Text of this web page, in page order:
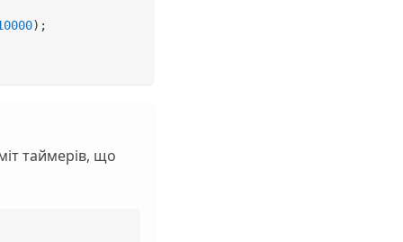
) ;
таймерів, що